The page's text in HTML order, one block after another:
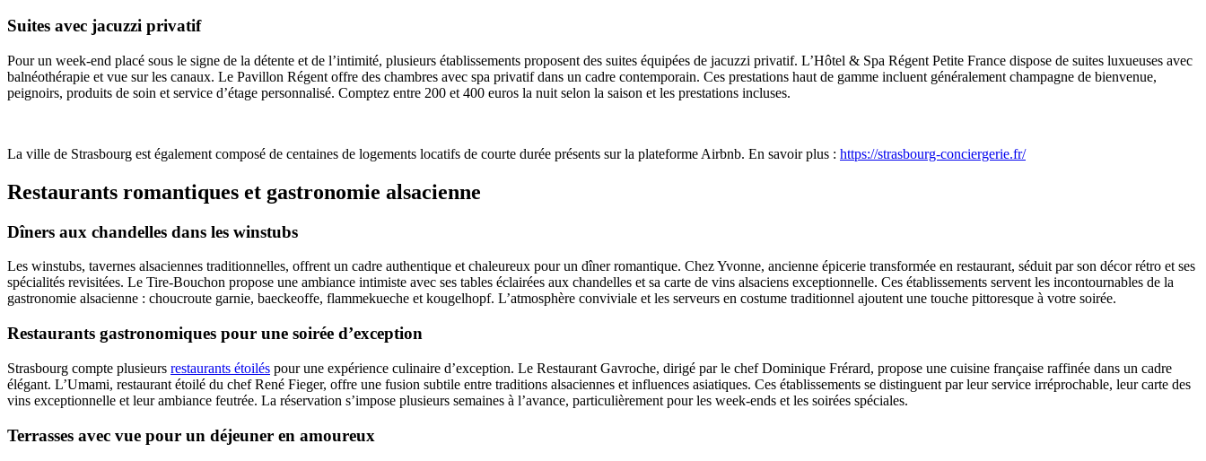
Suites avec jacuzzi privatif
Pour un week-end placé sous le signe de la détente et de l’intimité, plusieurs établissements proposent des suites équipées de jacuzzi privatif. L’Hôtel & Spa Régent Petite France dispose de suites luxueuses avec
balnéothérapie et vue sur les canaux. Le Pavillon Régent offre des chambres avec spa privatif dans un cadre contemporain. Ces prestations haut de gamme incluent généralement champagne de bienvenue,
peignoirs, produits de soin et service d’étage personnalisé. Comptez entre 200 et 400 euros la nuit selon la saison et les prestations incluses.
La ville de Strasbourg est également composé de centaines de logements locatifs de courte durée présents sur la plateforme Airbnb. En savoir plus : https://strasbourg-conciergerie.fr/
Restaurants romantiques et gastronomie alsacienne
Dîners aux chandelles dans les winstubs
Les winstubs, tavernes alsaciennes traditionnelles, offrent un cadre authentique et chaleureux pour un dîner romantique. Chez Yvonne, ancienne épicerie transformée en restaurant, séduit par son décor rétro et ses
spécialités revisitées. Le Tire-Bouchon propose une ambiance intimiste avec ses tables éclairées aux chandelles et sa carte de vins alsaciens exceptionnelle. Ces établissements servent les incontournables de la
gastronomie alsacienne : choucroute garnie, baeckeoffe, flammekueche et kougelhopf. L’atmosphère conviviale et les serveurs en costume traditionnel ajoutent une touche pittoresque à votre soirée.
Restaurants gastronomiques pour une soirée d’exception
Strasbourg compte plusieurs restaurants étoilés pour une expérience culinaire d’exception. Le Restaurant Gavroche, dirigé par le chef Dominique Frérard, propose une cuisine française raffinée dans un cadre
élégant. L’Umami, restaurant étoilé du chef René Fieger, offre une fusion subtile entre traditions alsaciennes et influences asiatiques. Ces établissements se distinguent par leur service irréprochable, leur carte des
vins exceptionnelle et leur ambiance feutrée. La réservation s’impose plusieurs semaines à l’avance, particulièrement pour les week-ends et les soirées spéciales.
Terrasses avec vue pour un déjeuner en amoureux